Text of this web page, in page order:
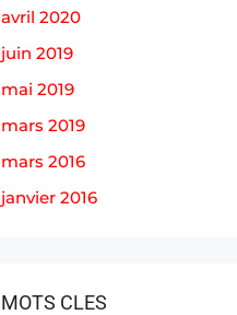
avril 2020
juin 2019
mai 2019
mars 2019
mars 2016
janvier 2016
MOTS CLES